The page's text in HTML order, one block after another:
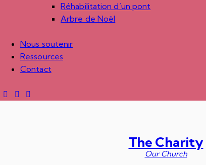
Réhabilitation d’un pont
Arbre de Noël
Nous soutenir
Ressources
Contact
The Charity
Our Church